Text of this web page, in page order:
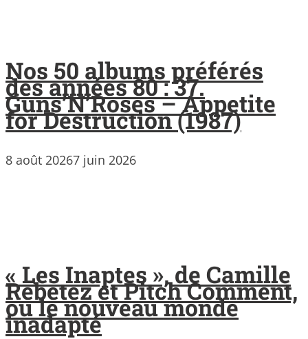
Nos 50 albums préférés
des années 80 : 37.
Guns’N’Roses – Appetite
for Destruction (1987)
8 août 20267 juin 2026
« Les Inaptes », de Camille
Rebetez et Pitch Comment,
ou le nouveau monde
inadapté